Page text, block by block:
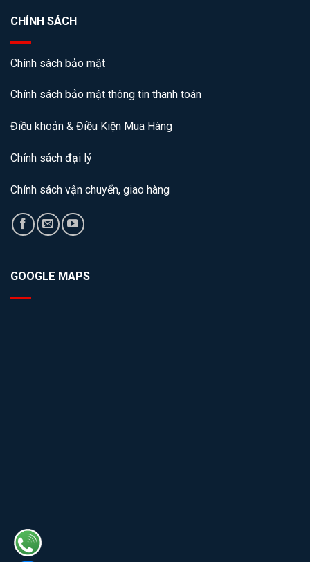
CHÍNH SÁCH
Chính sách bảo mật
Chính sách bảo mật thông tin thanh toán
Điều khoản & Điều Kiện Mua Hàng
Chính sách đại lý
Chính sách vận chuyển, giao hàng
GOOGLE MAPS